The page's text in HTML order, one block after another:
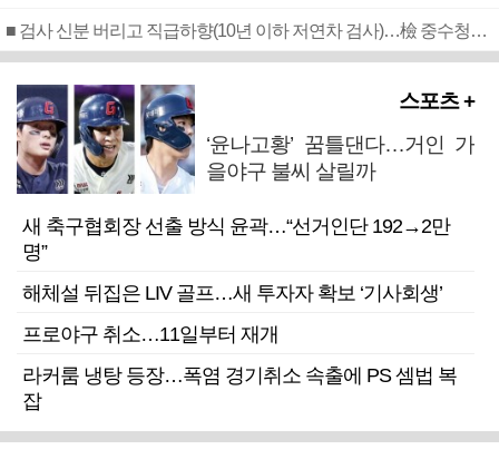
■ 검사 신분 버리고 직급하향(10년 이하 저연차 검사)…檢 중수청행 기피
스포츠 +
‘윤나고황’ 꿈틀댄다…거인 가
을야구 불씨 살릴까
새 축구협회장 선출 방식 윤곽…“선거인단 192→2만
명”
해체설 뒤집은 LIV 골프…새 투자자 확보 ‘기사회생’
프로야구 취소…11일부터 재개
라커룸 냉탕 등장…폭염 경기취소 속출에 PS 셈법 복
잡